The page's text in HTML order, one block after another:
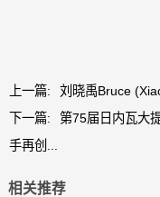
上一篇:
刘晓禹Bruce
下一篇:
第75届日内瓦大
手再创...
相关推荐